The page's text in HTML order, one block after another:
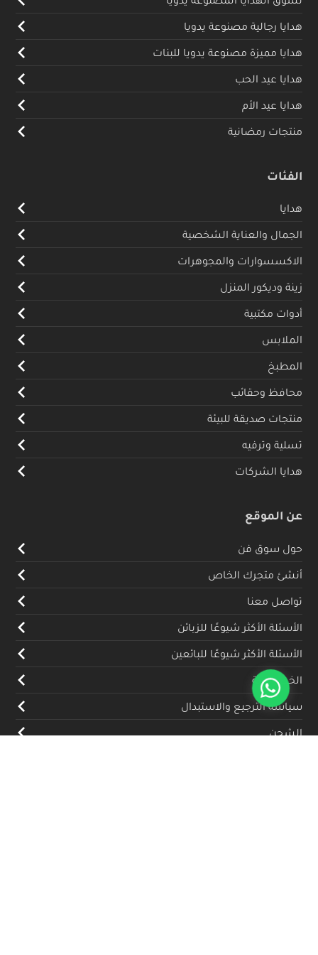
هدايا رجالية مصنوعة يدويا
هدايا مميزة مصنوعة يدويا للبنات
هدايا عيد الحب
هدايا عيد الأم
منتجات رمضانية
الفئات
هدايا
الجمال والعناية الشخصية
الاكسسوارات والمجوهرات
زينة وديكور المنزل
أدوات مكتبية
الملابس
المطبخ
محافظ وحقائب
منتجات صديقة للبيئة
تسلية وترفيه
هدايا الشركات
عن الموقع
حول سوق فن
أنشئ متجرك الخاص
تواصل معنا
الأسئلة الأكثر شيوعًا للزبائن
الأسئلة الأكثر شيوعًا للبائعين
الخصوصية
سياسة الترجيع والاستبدال
الشحن